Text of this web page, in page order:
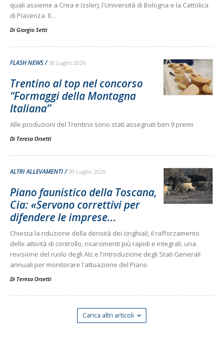
quali assieme a Crea e Izsler), l'Università di Bologna e la Cattolica
di Piacenza. Il...
Di Giorgio Setti -
FLASH NEWS 30 Luglio 2026
Trentino al top nel concorso
“Formaggi della Montagna
Italiana”
Alle produzioni del Trentino sono stati assegnati ben 9 premi
Di Teresa Orsetti -
ALTRI ALLEVAMENTI 30 Luglio 2026
Piano faunistico della Toscana,
Cia: «Servono correttivi per
difendere le imprese...
Chiesta la riduzione della densità dei cinghiali, il rafforzamento
delle attività di controllo, risarcimenti più rapidi e integrali, una
revisione del ruolo degli Atc e l'introduzione degli Stati Generali
annuali per monitorare l'attuazione del Piano
Di Teresa Orsetti -
Carica altri articoli